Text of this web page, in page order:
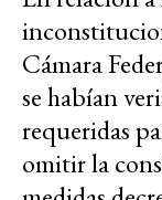
Cámara
se habían
requeridas
omitir la